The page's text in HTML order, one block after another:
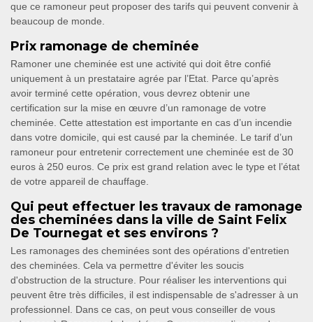
que ce ramoneur peut proposer des tarifs qui peuvent convenir à
beaucoup de monde.
Prix ramonage de cheminée
Ramoner une cheminée est une activité qui doit être confié
uniquement à un prestataire agrée par l’Etat. Parce qu’après
avoir terminé cette opération, vous devrez obtenir une
certification sur la mise en œuvre d’un ramonage de votre
cheminée. Cette attestation est importante en cas d’un incendie
dans votre domicile, qui est causé par la cheminée. Le tarif d’un
ramoneur pour entretenir correctement une cheminée est de 30
euros à 250 euros. Ce prix est grand relation avec le type et l’état
de votre appareil de chauffage.
Qui peut effectuer les travaux de ramonage
des cheminées dans la ville de Saint Felix
De Tournegat et ses environs ?
Les ramonages des cheminées sont des opérations d'entretien
des cheminées. Cela va permettre d'éviter les soucis
d'obstruction de la structure. Pour réaliser les interventions qui
peuvent être très difficiles, il est indispensable de s'adresser à un
professionnel. Dans ce cas, on peut vous conseiller de vous